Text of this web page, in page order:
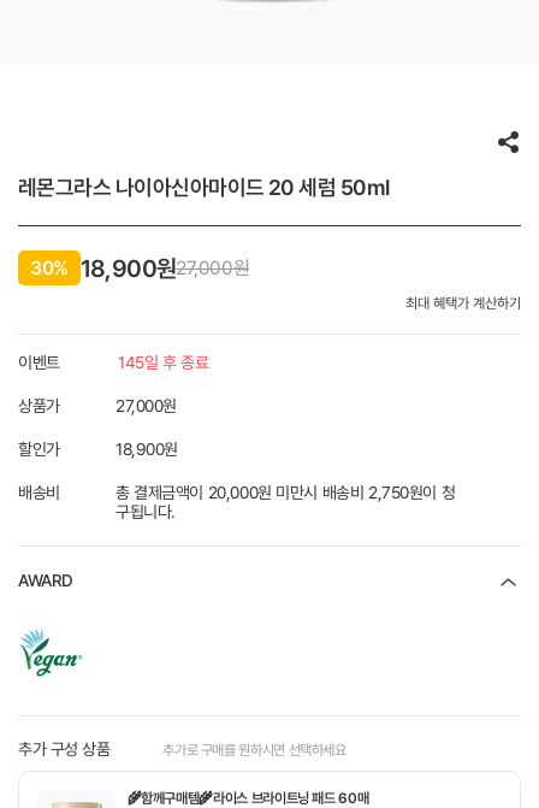
레몬그라스 나이아신아마이드 20 세럼 50ml
최대 혜택가 계산하기
30% 18,900원27,000원
이벤트 145일 후 종료
상품가 27,000원
할인가 18,900원
배송비
총 결제금액이 20,000원 미만시 배송비 2,750원이 청
구됩니다.
AWARD
추가 구성 상품 추가로 구매를 원하시면 선택하세요
🌾함께구매템🌾라이스 브라이트닝 패드 60매